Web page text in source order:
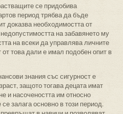
се придобива
период трябва да бъде
доказва необходимостта от
на забавянето му
на всеки да управлява личните
това дали е имал подобен опит в
знания със сигурност е
защото тогава децата имат
и насочеността им относно
залага основно в този период.